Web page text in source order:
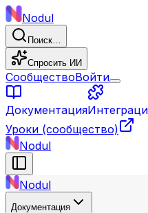
Nodul
Поиск…
Спросить ИИ
СообществоВойти
Документация
Уроки (сообщество)
Nodul
Nodul
Документация